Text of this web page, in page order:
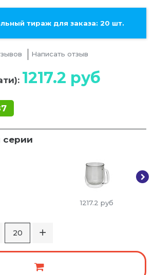
тираж для заказа: 20 шт.
Написать отзыв
1217.2 руб
серии
1217.2 руб